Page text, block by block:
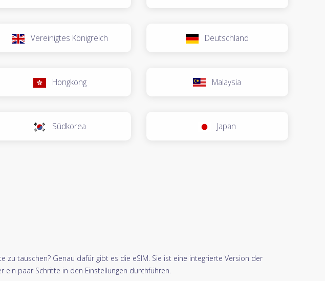
Vereinigtes Königreich Deutschland
Hongkong Malaysia
Südkorea Japan
tauschen? Genau dafür gibt es die eSIM. Sie ist eine integrierte Version der
ein paar Schritte in den Einstellungen durchführen.